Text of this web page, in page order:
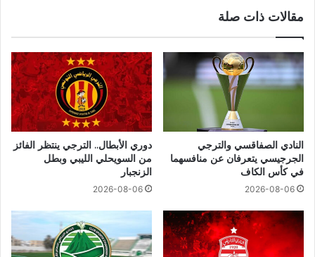
مقالات ذات صلة
النادي الصفاقسي والترجي
الجرجيسي يتعرفان عن منافسهما
في كأس الكاف
2026-08-06
دوري الأبطال.. الترجي ينتظر الفائز
من السويحلي الليبي وبطل
الزنجبار
2026-08-06